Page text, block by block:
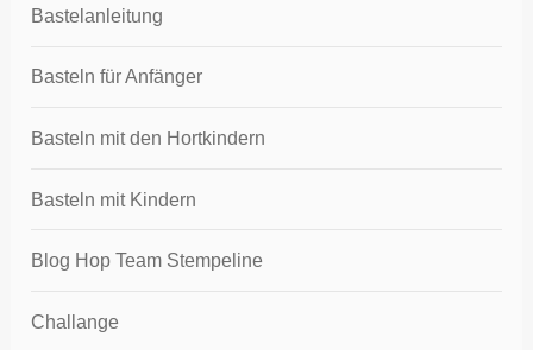
Bastelanleitung
Basteln für Anfänger
Basteln mit den Hortkindern
Basteln mit Kindern
Blog Hop Team Stempeline
Challange